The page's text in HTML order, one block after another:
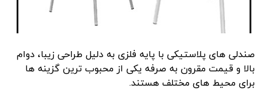
صندلی های پلاستیکی با پایه فلزی به دلیل طراحی زیبا، دوام
بالا و قیمت مقرون به صرفه یکی از محبوب ترین گزینه ها
برای محیط های مختلف هستند.